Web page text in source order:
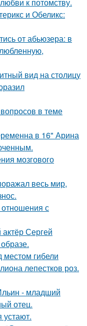
к потомству.
и Обеликс:
от абьюзера: в
вид на столицу
в теме
в 16" Арина
мозгового
весь мир,
с
Сергей
гибели
лепестков роз.
- младший
отец.
устают.